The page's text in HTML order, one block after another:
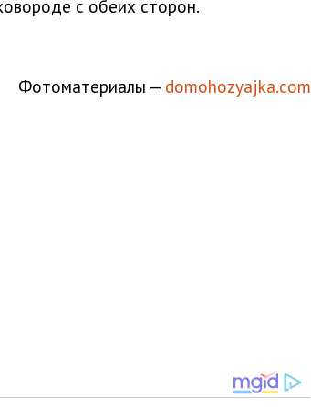
с обеих сторон.
Фотоматериалы — domohozyajka.com